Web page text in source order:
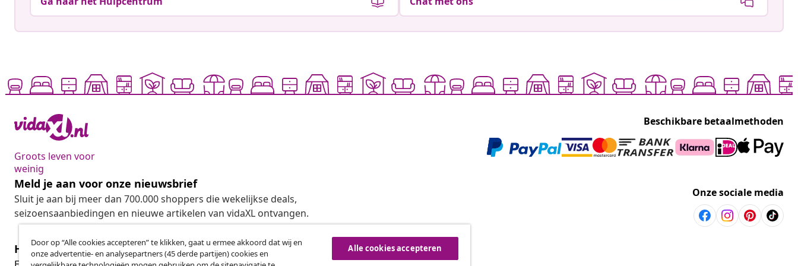
Groots leven voor
weinig
Beschikbare betaalmethoden
Meld je aan voor onze nieuwsbrief
Sluit je aan bij meer dan 700.000 shoppers die wekelijkse deals,
seizoensaanbiedingen en nieuwe artikelen van vidaXL ontvangen.
Onze sociale media
Herroeping van de overeenkomst
Herroeping van de overeenkomst
Door op “Alle cookies accepteren” te klikken, gaat u ermee akkoord dat wij en
onze advertentie- en analysepartners (45 derde partijen) cookies en
Alle cookies accepteren